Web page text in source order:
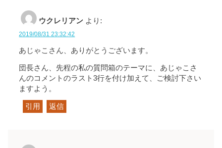
ウクレリアン より:
2019/08/31 23:32:42
あじゃこさん、ありがとうございます。
団長さん、先程の私の質問箱のテーマに、あじゃこさ
んのコメントのラスト3行を付け加えて、ご検討下さい
ますよう。
引用 返信